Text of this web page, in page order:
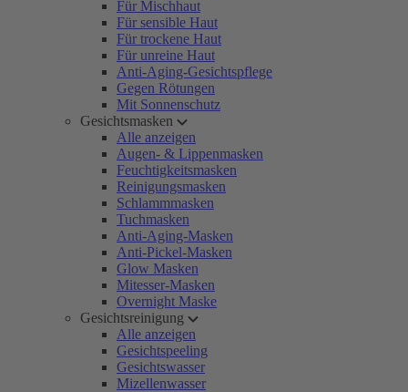
Für Mischhaut
Für sensible Haut
Für trockene Haut
Für unreine Haut
Anti-Aging-Gesichtspflege
Gegen Rötungen
Mit Sonnenschutz
Gesichtsmasken
Alle anzeigen
Augen- & Lippenmasken
Feuchtigkeitsmasken
Reinigungsmasken
Schlammmasken
Tuchmasken
Anti-Aging-Masken
Anti-Pickel-Masken
Glow Masken
Mitesser-Masken
Overnight Maske
Gesichtsreinigung
Alle anzeigen
Gesichtspeeling
Gesichtswasser
Mizellenwasser